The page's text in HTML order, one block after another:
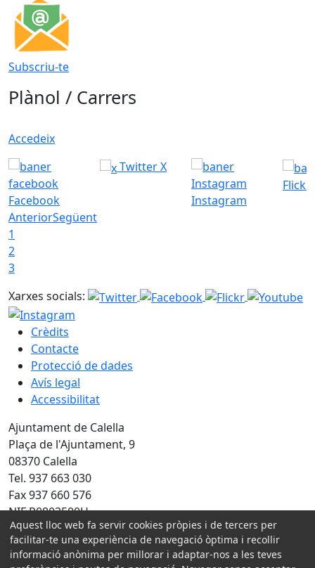
Subscriu-te
Plànol / Carrers
Accedeix
Facebook
Twitter X
Instagram
Flickr
AnteriorSegüent
1
2
3
Xarxes socials:
Crèdits
Contacte
Protecció de dades
Avís legal
Accessibilitat
Ajuntament de Calella
Plaça de l'Ajuntament, 9
08370 Calella
Tel. 937 663 030
Fax 937 660 576
NIF P0803500H
Amb la col·laboració de:
Aquest lloc web fa servir cookies pròpies i de tercers per
facilitar-te una experiència de navegació òptima i recollir
informació anònima per millorar i adaptar-nos a les teves